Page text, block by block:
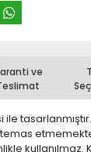
ve
ile
temas
kullanılmaz.